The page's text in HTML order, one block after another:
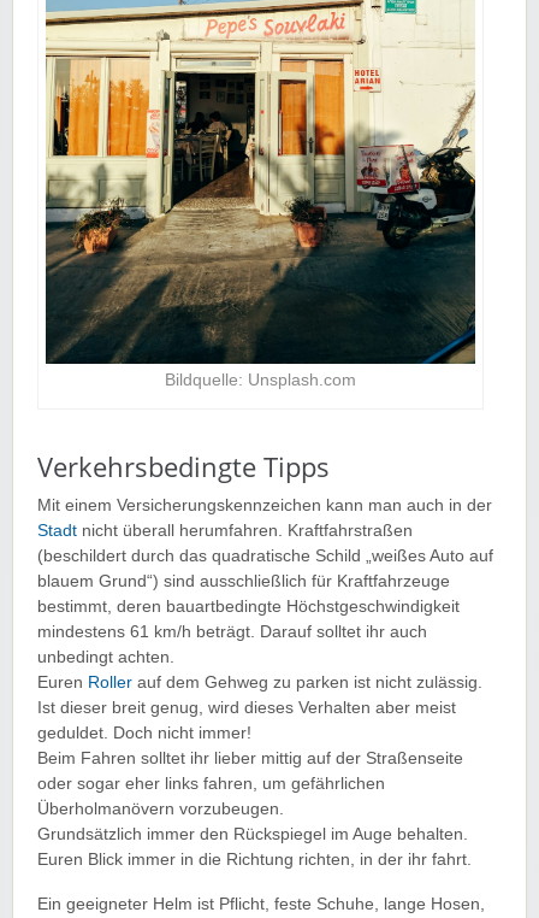
Bildquelle: Unsplash.com
Verkehrsbedingte Tipps
Mit einem Versicherungskennzeichen kann man auch in der
Stadt nicht überall herumfahren. Kraftfahrstraßen
(beschildert durch das quadratische Schild „weißes Auto auf
blauem Grund“) sind ausschließlich für Kraftfahrzeuge
bestimmt, deren bauartbedingte Höchstgeschwindigkeit
mindestens 61 km/h beträgt. Darauf solltet ihr auch
unbedingt achten.
Euren Roller auf dem Gehweg zu parken ist nicht zulässig.
Ist dieser breit genug, wird dieses Verhalten aber meist
geduldet. Doch nicht immer!
Beim Fahren solltet ihr lieber mittig auf der Straßenseite
oder sogar eher links fahren, um gefährlichen
Überholmanövern vorzubeugen.
Grundsätzlich immer den Rückspiegel im Auge behalten.
Euren Blick immer in die Richtung richten, in der ihr fahrt.
Ein geeigneter Helm ist Pflicht, feste Schuhe, lange Hosen,